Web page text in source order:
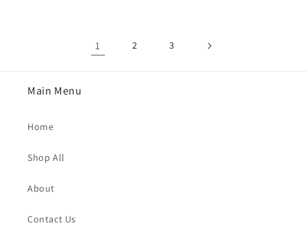
1 2 3
Main Menu
Home
Shop All
About
Contact Us